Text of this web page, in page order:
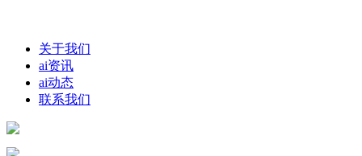
关于我们
ai资讯
ai动态
联系我们